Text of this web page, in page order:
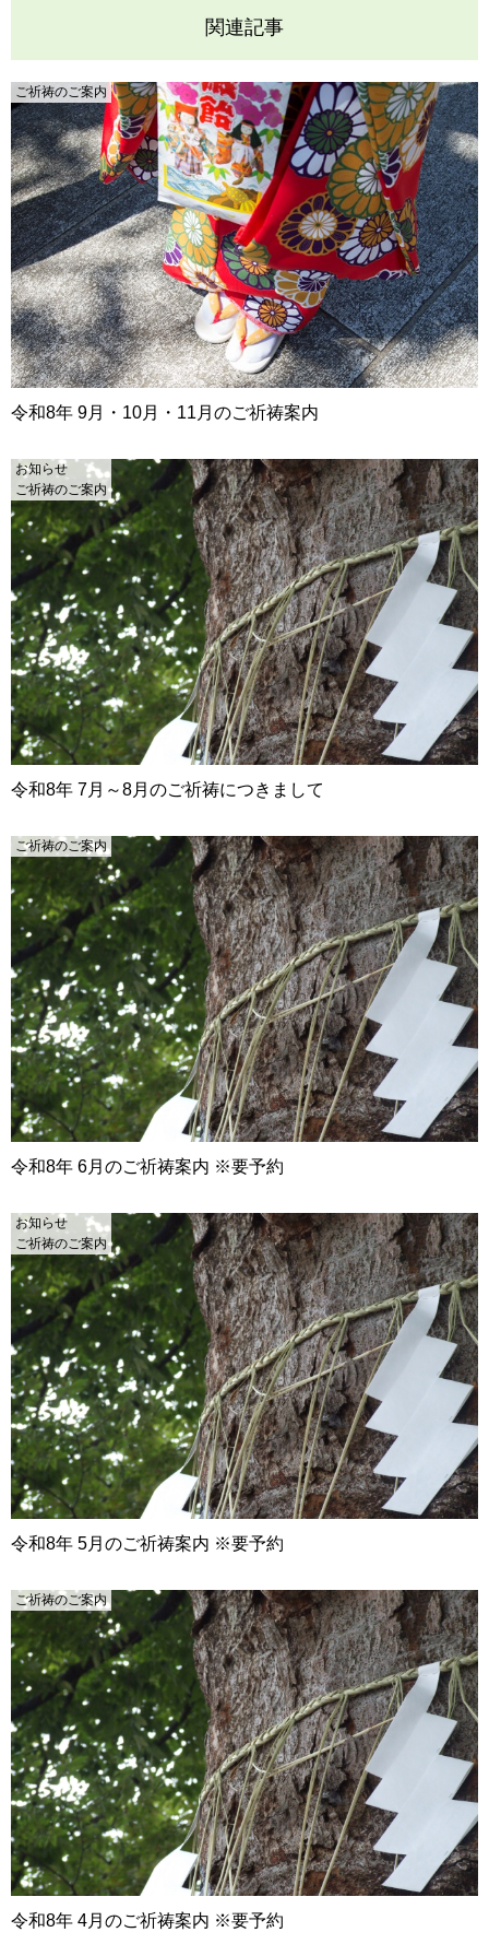
関連記事
ご祈祷のご案内
令和8年 9月・10月・11月のご祈祷案内
お知らせ
ご祈祷のご案内
令和8年 7月～8月のご祈祷につきまして
ご祈祷のご案内
令和8年 6月のご祈祷案内 ※要予約
お知らせ
ご祈祷のご案内
令和8年 5月のご祈祷案内 ※要予約
ご祈祷のご案内
令和8年 4月のご祈祷案内 ※要予約